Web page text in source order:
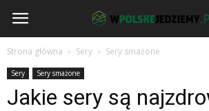
wPolskeJedziemy.pl
Strona główna Sery Sery smażone
Sery Sery smażone
Jakie sery są